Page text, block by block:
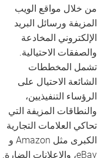
من خلال مواقع الويب
المزيفة ورسائل البريد
الإلكتروني المخادعة
والصفقات الاحتيالية.
تشمل المخططات
الشائعة الاحتيال على
الرؤساء التنفيذيين،
والنطاقات المزيفة التي
تحاكي العلامات التجارية
الكبرى مثل Amazon و
eBay، والإعلانات الضارة.